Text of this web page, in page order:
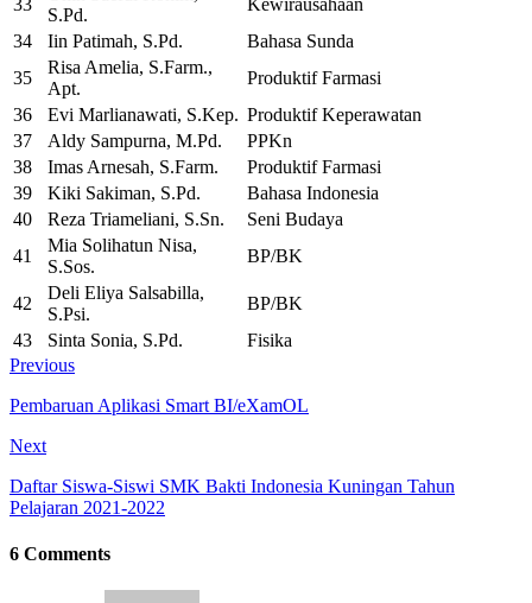
S.Pd.
34
Iin Patimah, S.Pd.
Bahasa Sunda
35
Risa Amelia, S.Farm.,
Apt.
Produktif Farmasi
36
Evi Marlianawati, S.Kep. Produktif Keperawatan
37
Aldy Sampurna, M.Pd.
PPKn
38
Imas Arnesah, S.Farm.
Produktif Farmasi
39
Kiki Sakiman, S.Pd.
Bahasa Indonesia
40
Reza Triameliani, S.Sn.
Seni Budaya
41
Mia Solihatun Nisa,
S.Sos.
BP/BK
42
Deli Eliya Salsabilla,
S.Psi.
BP/BK
43
Sinta Sonia, S.Pd.
Fisika
Previous
Pembaruan Aplikasi Smart BI/eXamOL
Next
Daftar Siswa-Siswi SMK Bakti Indonesia Kuningan Tahun
Pelajaran 2021-2022
6 Comments